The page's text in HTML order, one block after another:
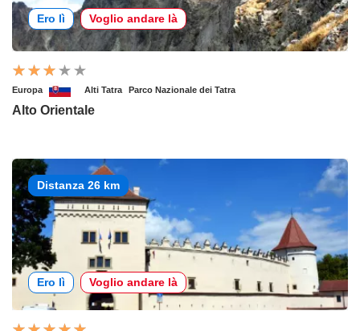
Ero lì Voglio andare là
Europa Alti Tatra Parco Nazionale dei Tatra
Alto Orientale
Distanza 26 km
Ero lì Voglio andare là